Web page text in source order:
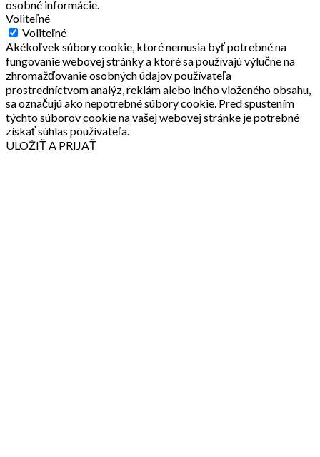
osobné informácie.
Voliteľné
Voliteľné
Akékoľvek súbory cookie, ktoré nemusia byť potrebné na
fungovanie webovej stránky a ktoré sa používajú výlučne na
zhromažďovanie osobných údajov používateľa
prostredníctvom analýz, reklám alebo iného vloženého obsahu,
sa označujú ako nepotrebné súbory cookie. Pred spustením
týchto súborov cookie na vašej webovej stránke je potrebné
získať súhlas používateľa.
ULOŽIŤ A PRIJAŤ